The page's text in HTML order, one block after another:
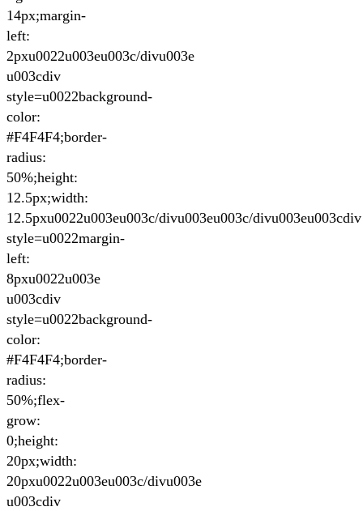
14px;margin-
left:
2pxu0022u003eu003c/divu003e
u003cdiv
style=u0022background-
color:
#F4F4F4;border-
radius:
50%;height:
12.5px;width:
12.5pxu0022u003eu003c/divu003eu003c/divu003eu003cdiv
style=u0022margin-
left:
8pxu0022u003e
u003cdiv
style=u0022background-
color:
#F4F4F4;border-
radius:
50%;flex-
grow:
0;height:
20px;width:
20pxu0022u003eu003c/divu003e
u003cdiv